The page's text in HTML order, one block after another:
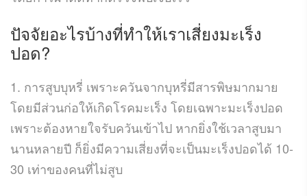
ปัจจัยอะไรบ้างที่ทำให้เราเสี่ยงมะเร็ง
ปอด?
1. การสูบบุหรี่ เพราะควันจากบุหรี่มีสารพิษมากมาย
โดยมีส่วนก่อให้เกิดโรคมะเร็ง โดยเฉพาะมะเร็งปอด
เพราะต้องหายใจรับควันเข้าไป หากยิ่งใช้เวลาสูบมา
นานหลายปี ก็ยิ่งมีความเสี่ยงที่จะเป็นมะเร็งปอดได้ 10-
30 เท่าของคนที่ไม่สูบ